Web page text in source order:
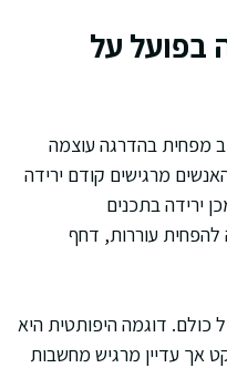
בפועל על
מפחית בהדרגה עוצמה
מרגישים קודם ירידה
ירידה בתכנים
להפחית עוררות, דחף
כולם. דוגמה היפותטית היא
אך עדיין מרגיש מחשבות